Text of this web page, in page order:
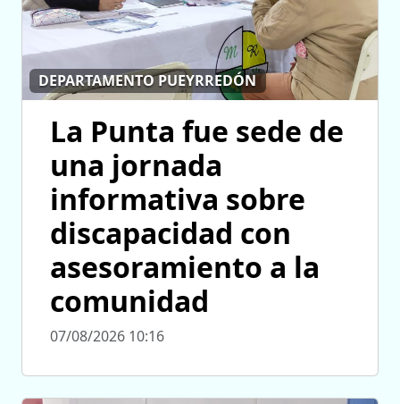
DEPARTAMENTO PUEYRREDÓN
La Punta fue sede de
una jornada
informativa sobre
discapacidad con
asesoramiento a la
comunidad
07/08/2026 10:16